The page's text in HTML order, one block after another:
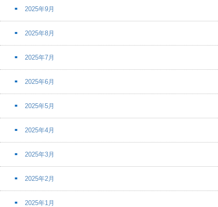
2025年9月
2025年8月
2025年7月
2025年6月
2025年5月
2025年4月
2025年3月
2025年2月
2025年1月